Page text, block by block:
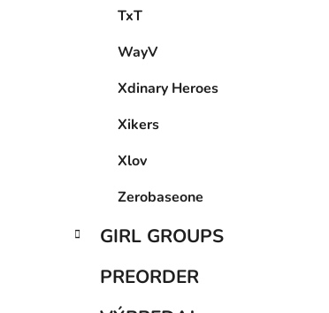
TxT
WayV
Xdinary Heroes
Xikers
Xlov
Zerobaseone
GIRL GROUPS
PREORDER